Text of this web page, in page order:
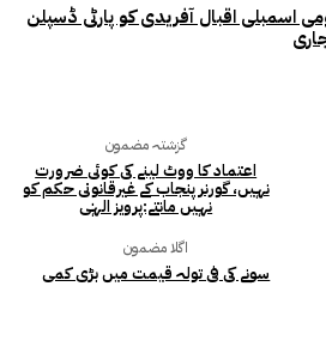
اسمبلی اقبال آفریدی کو پارٹی ڈسپلن
گزشتہ مضمون
اعتماد کا ووٹ لینے کی کوئی ضرورت
نہیں، گورنر پنجاب کے غیرقانونی حکم کو
نہیں مانتے:پرویز الہٰی
اگلا مضمون
سونے کی فی تولہ قیمت میں بڑی کمی